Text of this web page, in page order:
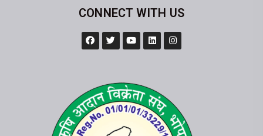
CONNECT WITH US